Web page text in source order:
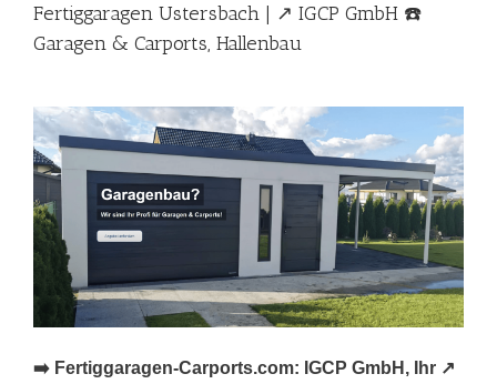
Fertiggaragen Ustersbach | ↗️ IGCP GmbH ☎️
Garagen & Carports, Hallenbau
➡️ Fertiggaragen-Carports.com: IGCP GmbH, Ihr ↗️